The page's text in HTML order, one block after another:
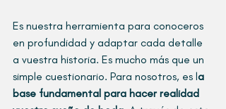
Es nuestra herramienta para conoceros
en profundidad y adaptar cada detalle
a vuestra historia. Es mucho más que un
simple cuestionario. Para nosotros, es la
base fundamental para hacer realidad